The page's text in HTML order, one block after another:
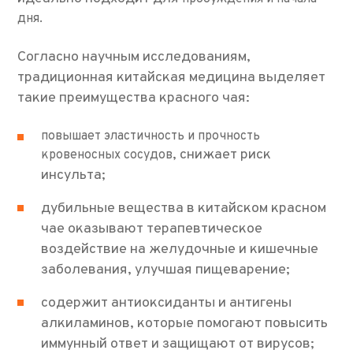
дня.
Согласно научным исследованиям,
традиционная китайская медицина выделяет
такие преимущества красного чая:
повышает эластичность и прочность
кровеносных сосудов, снижает риск
инсульта;
дубильные вещества в китайском красном
чае оказывают терапевтическое
воздействие на желудочные и кишечные
заболевания, улучшая пищеварение;
содержит антиоксиданты и антигены
алкиламинов, которые помогают повысить
иммунный ответ и защищают от вирусов;